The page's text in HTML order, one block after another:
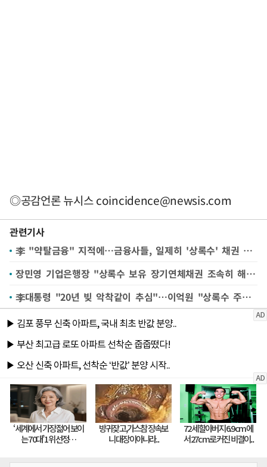
◎공감언론 뉴시스coincidence@newsis.com
관련기사
李 "약탈금융" 지적에…금융사들, 일제히 '상록수' 채권 매각(종합2보)
장민영 기업은행장 "상록수 보유 장기연체채권 조속히 해결할 것"(종합)
李대통령 "20년 빚 악착같이 추심"…이억원 "상록수 주주 금융사 직접 설득"